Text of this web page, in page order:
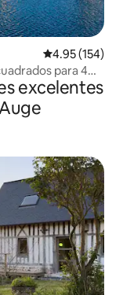
Calificación
4.95 (154)
para 4
excelentes